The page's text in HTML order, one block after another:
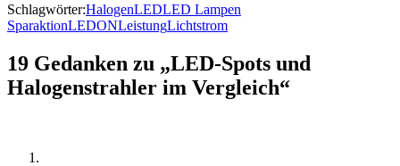
Schlagwörter:HalogenLEDLED Lampen
SparaktionLEDONLeistungLichtstrom
19 Gedanken zu „LED-Spots und
Halogenstrahler im Vergleich“